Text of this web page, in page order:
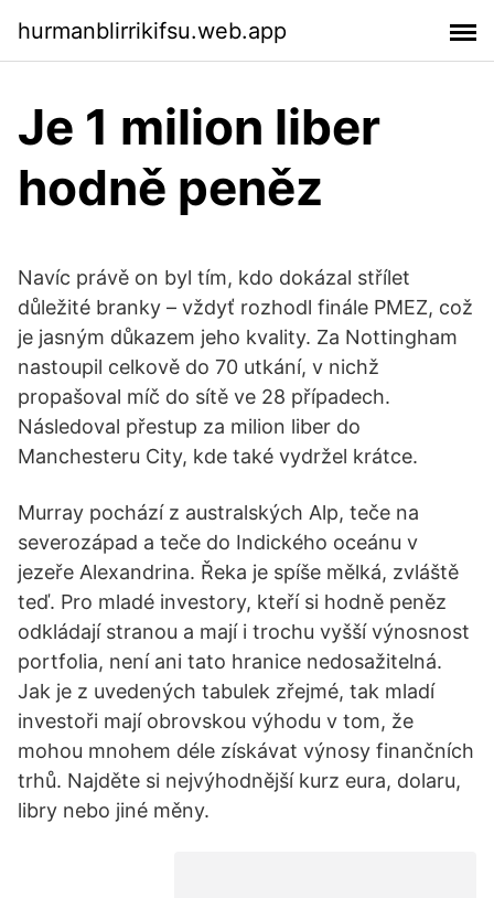
hurmanblirrikifsu.web.app
Je 1 milion liber
hodně peněz
Navíc právě on byl tím, kdo dokázal střílet
důležité branky – vždyť rozhodl finále PMEZ, což
je jasným důkazem jeho kvality. Za Nottingham
nastoupil celkově do 70 utkání, v nichž
propašoval míč do sítě ve 28 případech.
Následoval přestup za milion liber do
Manchesteru City, kde také vydržel krátce.
Murray pochází z australských Alp, teče na
severozápad a teče do Indického oceánu v
jezeře Alexandrina. Řeka je spíše mělká, zvláště
teď. Pro mladé investory, kteří si hodně peněz
odkládají stranou a mají i trochu vyšší výnosnost
portfolia, není ani tato hranice nedosažitelná.
Jak je z uvedených tabulek zřejmé, tak mladí
investoři mají obrovskou výhodu v tom, že
mohou mnohem déle získávat výnosy finančních
trhů. Najděte si nejvýhodnější kurz eura, dolaru,
libry nebo jiné měny.